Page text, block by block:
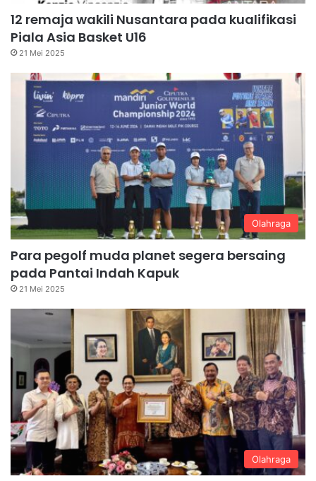
12 remaja wakili Nusantara pada kualifikasi
Piala Asia Basket U16
21 Mei 2025
Olahraga
Para pegolf muda planet segera bersaing
pada Pantai Indah Kapuk
21 Mei 2025
Olahraga